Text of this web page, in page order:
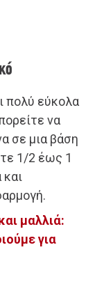
πολύ εύκολα
να
σε μια βάση
1/2 έως 1
και
μαλλιά:
για